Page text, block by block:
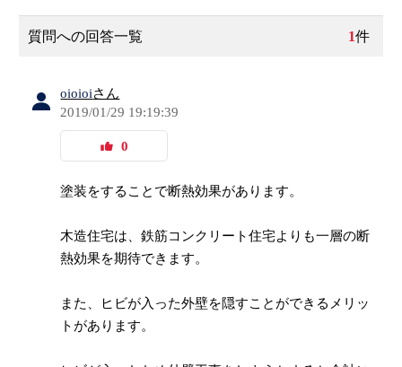
質問への回答一覧 1件
oioioiさん
2019/01/29 19:19:39
0
塗装をすることで断熱効果があります。
木造住宅は、鉄筋コンクリート住宅よりも一層の断
熱効果を期待できます。
また、ヒビが入った外壁を隠すことができるメリッ
トがあります。